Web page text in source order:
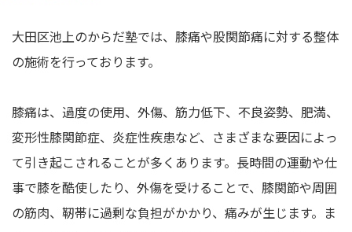
大田区池上のからだ塾では、膝痛や股関節痛に対する整体
の施術を行っております。
膝痛は、過度の使用、外傷、筋力低下、不良姿勢、肥満、
変形性膝関節症、炎症性疾患など、さまざまな要因によっ
て引き起こされることが多くあります。長時間の運動や仕
事で膝を酷使したり、外傷を受けることで、膝関節や周囲
の筋肉、靭帯に過剰な負担がかかり、痛みが生じます。ま